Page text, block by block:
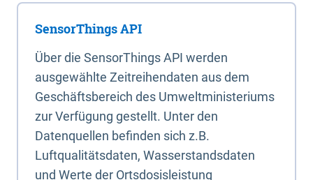
SensorThings API
Über die SensorThings API werden
ausgewählte Zeitreihendaten aus dem
Geschäftsbereich des Umweltministeriums
zur Verfügung gestellt. Unter den
Datenquellen befinden sich z.B.
Luftqualitätsdaten, Wasserstandsdaten
und Werte der Ortsdosisleistung